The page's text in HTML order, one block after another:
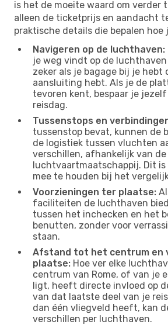
is het de moeite waard om verder
alleen de ticketprijs en aandacht
praktische details die bepalen hoe
Navigeren op de luchthaven:
je weg vindt op de
zeker als je bagage bij je hebt
aansluiting hebt. Als je de
tevoren kent, bespaar je
reisdag.
Tussenstops en
tussenstop bevat, kunnen de
de logistiek tussen vluchten
verschillen, afhankelijk van
luchtvaartmaatschappij. Dit is
mee te houden bij het
Voorzieningen ter plaatse:
faciliteiten de luchthaven
tussen het inchecken en het
benutten, zonder voor
staan.
Afstand tot het centrum en
plaatse: Hoe ver elke
centrum van Rome, of van je
ligt, heeft directe invloed op
van dat laatste deel van je
dan één vliegveld heeft, kan
verschillen per luchthaven.